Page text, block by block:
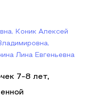
Коник Алексей
Лина Евгеньевна
7-8 лет,